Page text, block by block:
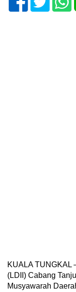
KUALA TUNGKAL
(LDII) Cabang
Musyawarah